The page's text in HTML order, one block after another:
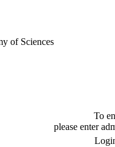
of Sciences
To
please enter